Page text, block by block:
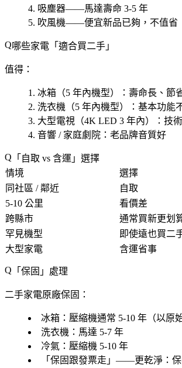
吸塵器——馬達壽命 3-5 年
吹風機——便宜新品已夠，不值省
哪些家電「適合買二手」
值得：
冰箱 （5 年內機型）：壽命長、節
洗衣機 （5 年內機型）：基本功能
大型電視 （4K LED 3 年內）：技
音響 / 家庭劇院 ：老品牌音質好
「自取 vs 含運」選擇
情境
選擇
同社區 / 鄰近
自取
5-10 公里
看價差
跨縣市
通常買新更划
罕見機型
即使遠也買二
大型家電
含運省事
「保固」處理
二手家電原廠保固：
冰箱 ：壓縮機通常 5-10 年（以原
洗衣機 ：馬達 5-7 年
冷氣 ：壓縮機 5-10 年
「保固跟發票走」——更乾淨：